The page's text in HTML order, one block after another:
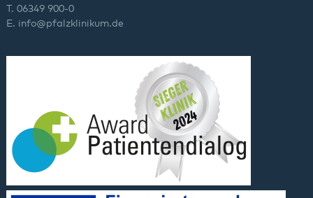
T. 06349 900-0
E. info@pfalzklinikum.de